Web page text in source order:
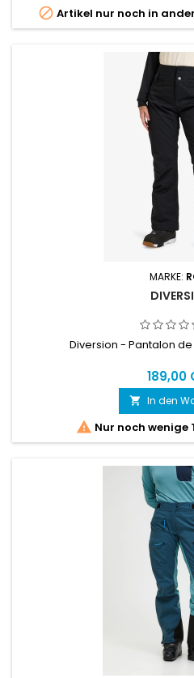
 Artikel nur noch in
MARKE:
Diversion - Pantalon
189,00
 In den
 Nur noch